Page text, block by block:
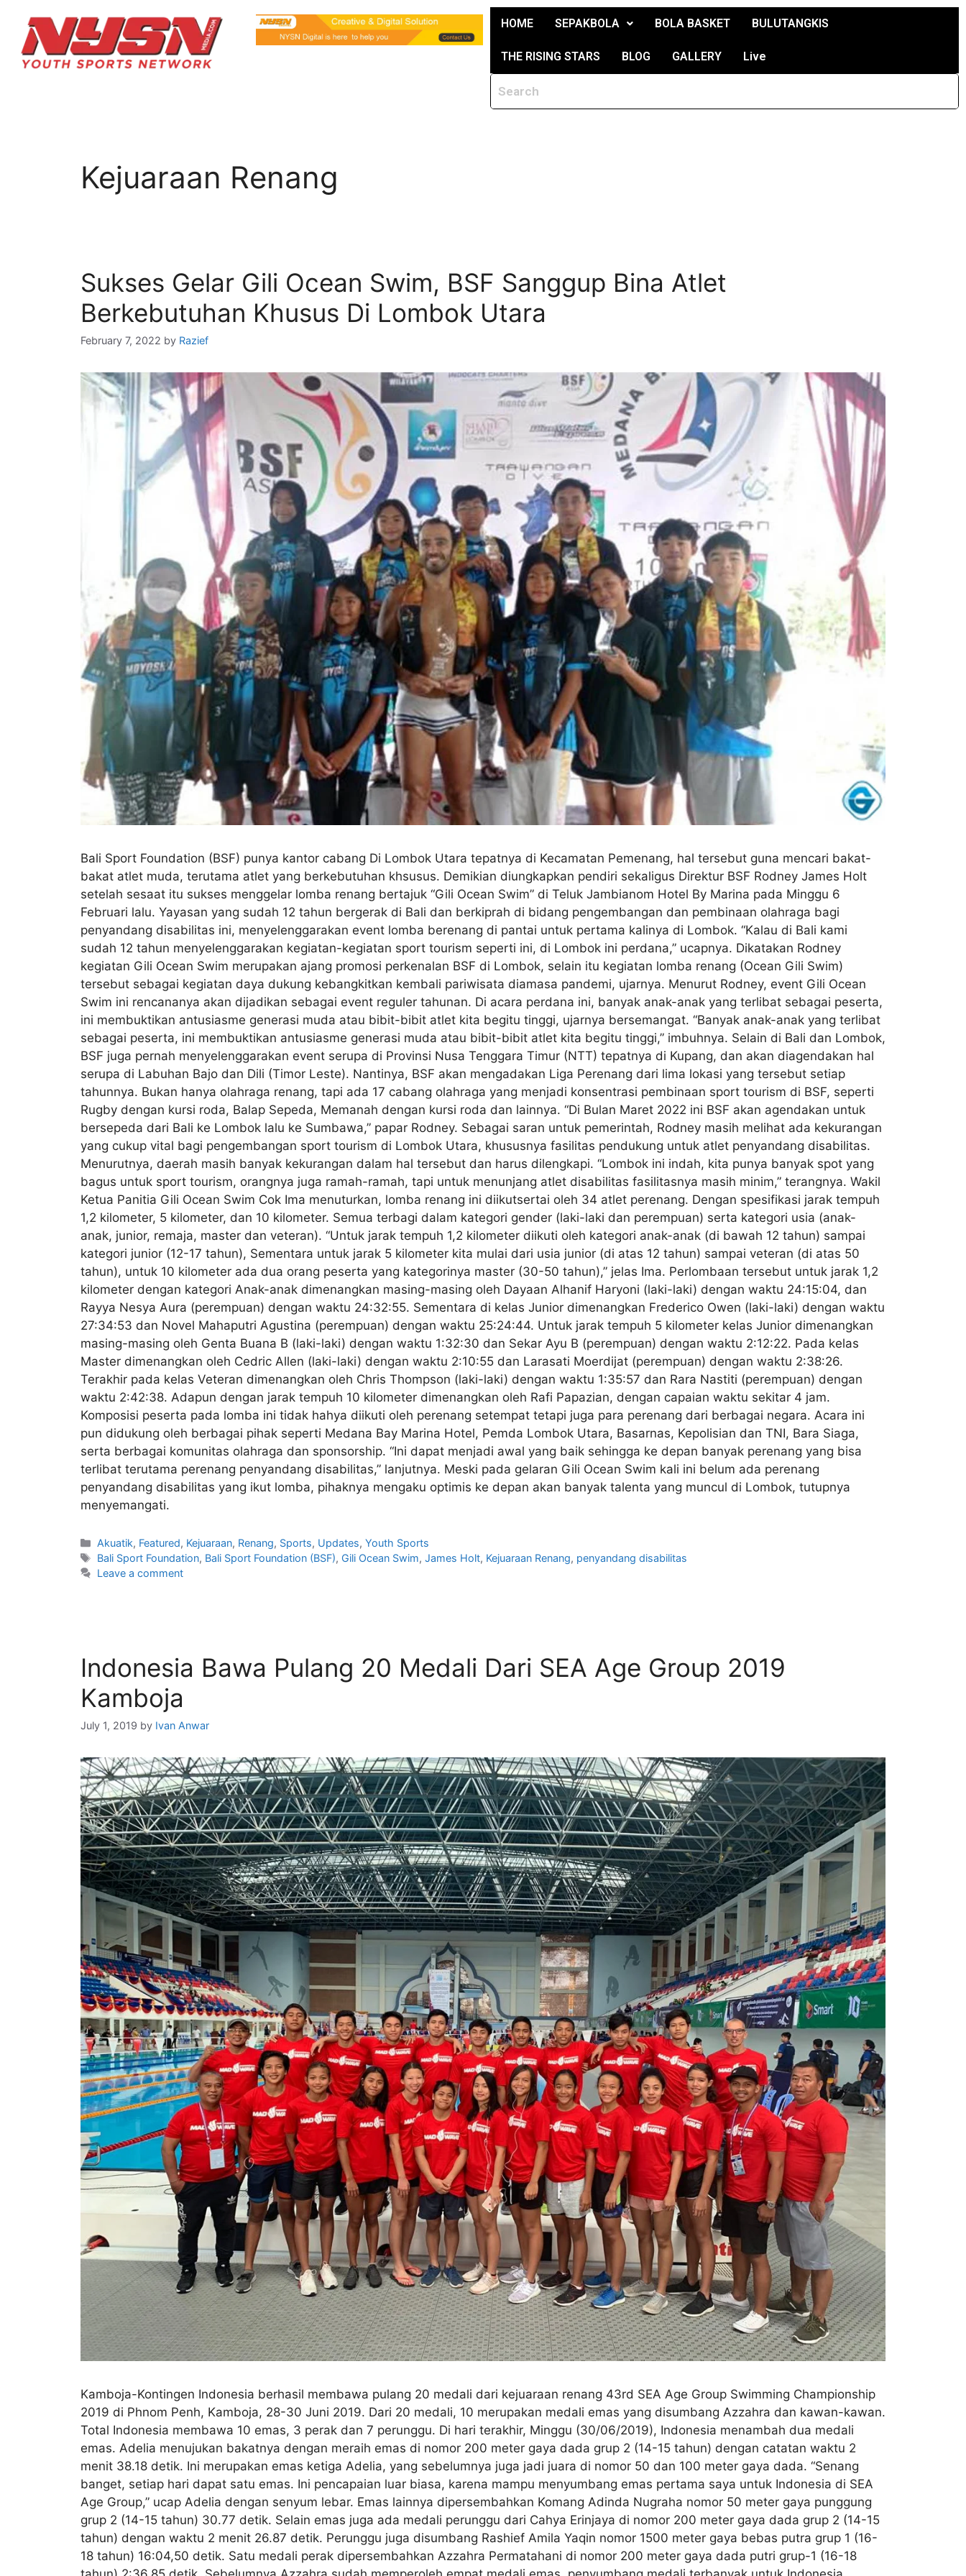
HOME SEPAKBOLA BOLA BASKET BULUTANGKIS
THE RISING STARS BLOG GALLERY Live
Kejuaraan Renang
Sukses Gelar Gili Ocean Swim, BSF Sanggup Bina Atlet
Berkebutuhan Khusus Di Lombok Utara
February 7, 2022 by Razief
Bali Sport Foundation (BSF) punya kantor cabang Di Lombok Utara tepatnya di Kecamatan Pemenang, hal tersebut guna mencari bakat-
bakat atlet muda, terutama atlet yang berkebutuhan khsusus. Demikian diungkapkan pendiri sekaligus Direktur BSF Rodney James Holt
setelah sesaat itu sukses menggelar lomba renang bertajuk “Gili Ocean Swim” di Teluk Jambianom Hotel By Marina pada Minggu 6
Februari lalu. Yayasan yang sudah 12 tahun bergerak di Bali dan berkiprah di bidang pengembangan dan pembinaan olahraga bagi
penyandang disabilitas ini, menyelenggarakan event lomba berenang di pantai untuk pertama kalinya di Lombok. “Kalau di Bali kami
sudah 12 tahun menyelenggarakan kegiatan-kegiatan sport tourism seperti ini, di Lombok ini perdana,” ucapnya. Dikatakan Rodney
kegiatan Gili Ocean Swim merupakan ajang promosi perkenalan BSF di Lombok, selain itu kegiatan lomba renang (Ocean Gili Swim)
tersebut sebagai kegiatan daya dukung kebangkitkan kembali pariwisata diamasa pandemi, ujarnya. Menurut Rodney, event Gili Ocean
Swim ini rencananya akan dijadikan sebagai event reguler tahunan. Di acara perdana ini, banyak anak-anak yang terlibat sebagai peserta,
ini membuktikan antusiasme generasi muda atau bibit-bibit atlet kita begitu tinggi, ujarnya bersemangat. “Banyak anak-anak yang terlibat
sebagai peserta, ini membuktikan antusiasme generasi muda atau bibit-bibit atlet kita begitu tinggi,” imbuhnya. Selain di Bali dan Lombok,
BSF juga pernah menyelenggarakan event serupa di Provinsi Nusa Tenggara Timur (NTT) tepatnya di Kupang, dan akan diagendakan hal
serupa di Labuhan Bajo dan Dili (Timor Leste). Nantinya, BSF akan mengadakan Liga Perenang dari lima lokasi yang tersebut setiap
tahunnya. Bukan hanya olahraga renang, tapi ada 17 cabang olahraga yang menjadi konsentrasi pembinaan sport tourism di BSF, seperti
Rugby dengan kursi roda, Balap Sepeda, Memanah dengan kursi roda dan lainnya. “Di Bulan Maret 2022 ini BSF akan agendakan untuk
bersepeda dari Bali ke Lombok lalu ke Sumbawa,” papar Rodney. Sebagai saran untuk pemerintah, Rodney masih melihat ada kekurangan
yang cukup vital bagi pengembangan sport tourism di Lombok Utara, khususnya fasilitas pendukung untuk atlet penyandang disabilitas.
Menurutnya, daerah masih banyak kekurangan dalam hal tersebut dan harus dilengkapi. “Lombok ini indah, kita punya banyak spot yang
bagus untuk sport tourism, orangnya juga ramah-ramah, tapi untuk menunjang atlet disabilitas fasilitasnya masih minim,” terangnya. Wakil
Ketua Panitia Gili Ocean Swim Cok Ima menuturkan, lomba renang ini diikutsertai oleh 34 atlet perenang. Dengan spesifikasi jarak tempuh
1,2 kilometer, 5 kilometer, dan 10 kilometer. Semua terbagi dalam kategori gender (laki-laki dan perempuan) serta kategori usia (anak-
anak, junior, remaja, master dan veteran). “Untuk jarak tempuh 1,2 kilometer diikuti oleh kategori anak-anak (di bawah 12 tahun) sampai
kategori junior (12-17 tahun), Sementara untuk jarak 5 kilometer kita mulai dari usia junior (di atas 12 tahun) sampai veteran (di atas 50
tahun), untuk 10 kilometer ada dua orang peserta yang kategorinya master (30-50 tahun),” jelas Ima. Perlombaan tersebut untuk jarak 1,2
kilometer dengan kategori Anak-anak dimenangkan masing-masing oleh Dayaan Alhanif Haryoni (laki-laki) dengan waktu 24:15:04, dan
Rayya Nesya Aura (perempuan) dengan waktu 24:32:55. Sementara di kelas Junior dimenangkan Frederico Owen (laki-laki) dengan waktu
27:34:53 dan Novel Mahaputri Agustina (perempuan) dengan waktu 25:24:44. Untuk jarak tempuh 5 kilometer kelas Junior dimenangkan
masing-masing oleh Genta Buana B (laki-laki) dengan waktu 1:32:30 dan Sekar Ayu B (perempuan) dengan waktu 2:12:22. Pada kelas
Master dimenangkan oleh Cedric Allen (laki-laki) dengan waktu 2:10:55 dan Larasati Moerdijat (perempuan) dengan waktu 2:38:26.
Terakhir pada kelas Veteran dimenangkan oleh Chris Thompson (laki-laki) dengan waktu 1:35:57 dan Rara Nastiti (perempuan) dengan
waktu 2:42:38. Adapun dengan jarak tempuh 10 kilometer dimenangkan oleh Rafi Papazian, dengan capaian waktu sekitar 4 jam.
Komposisi peserta pada lomba ini tidak hahya diikuti oleh perenang setempat tetapi juga para perenang dari berbagai negara. Acara ini
pun didukung oleh berbagai pihak seperti Medana Bay Marina Hotel, Pemda Lombok Utara, Basarnas, Kepolisian dan TNI, Bara Siaga,
serta berbagai komunitas olahraga dan sponsorship. “Ini dapat menjadi awal yang baik sehingga ke depan banyak perenang yang bisa
terlibat terutama perenang penyandang disabilitas,” lanjutnya. Meski pada gelaran Gili Ocean Swim kali ini belum ada perenang
penyandang disabilitas yang ikut lomba, pihaknya mengaku optimis ke depan akan banyak talenta yang muncul di Lombok, tutupnya
menyemangati.
Akuatik, Featured, Kejuaraan, Renang, Sports, Updates,Youth Sports
Bali Sport Foundation, Bali Sport Foundation (BSF), Gili Ocean Swim,James Holt, Kejuaraan Renang, penyandang disabilitas
Leave a comment
Indonesia Bawa Pulang 20 Medali Dari SEA Age Group 2019
Kamboja
July 1, 2019 by Ivan Anwar
Kamboja-Kontingen Indonesia berhasil membawa pulang 20 medali dari kejuaraan renang 43rd SEA Age Group Swimming Championship
2019 di Phnom Penh, Kamboja, 28-30 Juni 2019. Dari 20 medali, 10 merupakan medali emas yang disumbang Azzahra dan kawan-kawan.
Total Indonesia membawa 10 emas, 3 perak dan 7 perunggu. Di hari terakhir, Minggu (30/06/2019), Indonesia menambah dua medali
emas. Adelia menujukan bakatnya dengan meraih emas di nomor 200 meter gaya dada grup 2 (14-15 tahun) dengan catatan waktu 2
menit 38.18 detik. Ini merupakan emas ketiga Adelia, yang sebelumnya juga jadi juara di nomor 50 dan 100 meter gaya dada. “Senang
banget, setiap hari dapat satu emas. Ini pencapaian luar biasa, karena mampu menyumbang emas pertama saya untuk Indonesia di SEA
Age Group,” ucap Adelia dengan senyum lebar. Emas lainnya dipersembahkan Komang Adinda Nugraha nomor 50 meter gaya punggung
grup 2 (14-15 tahun) 30.77 detik. Selain emas juga ada medali perunggu dari Cahya Erinjaya di nomor 200 meter gaya dada grup 2 (14-15
tahun) dengan waktu 2 menit 26.87 detik. Perunggu juga disumbang Rashief Amila Yaqin nomor 1500 meter gaya bebas putra grup 1 (16-
18 tahun) 16:04,50 detik. Satu medali perak dipersembahkan Azzahra Permatahani di nomor 200 meter gaya dada putri grup-1 (16-18